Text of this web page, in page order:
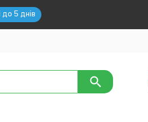
до 5 днів